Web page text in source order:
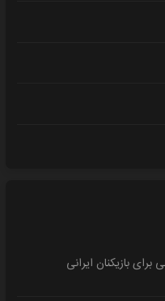
بازیکنان ایرانی